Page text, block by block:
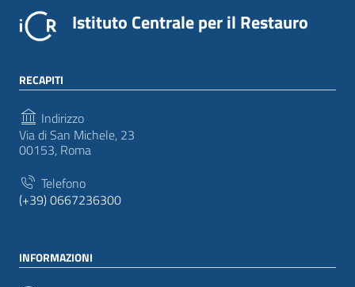
Istituto Centrale per il Restauro
RECAPITI
Indirizzo
Via di San Michele, 23
00153, Roma
Telefono
(+39) 0667236300
INFORMAZIONI